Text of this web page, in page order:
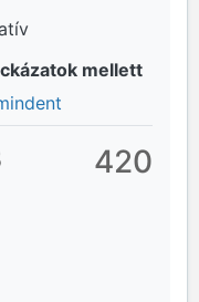
mellett
420